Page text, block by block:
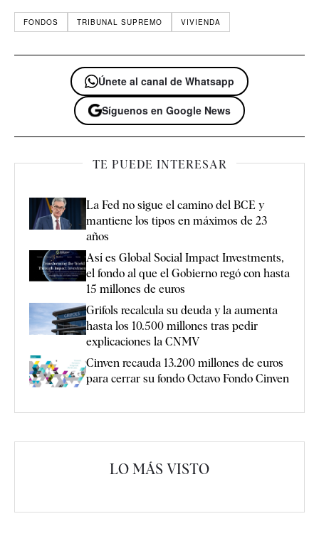
FONDOS TRIBUNAL SUPREMO VIVIENDA
Únete al canal de Whatsapp
Síguenos en Google News
TE PUEDE INTERESAR
La Fed no sigue el camino del BCE y
mantiene los tipos en máximos de 23
años
Así es Global Social Impact Investments,
el fondo al que el Gobierno regó con hasta
15 millones de euros
Grifols recalcula su deuda y la aumenta
hasta los 10.500 millones tras pedir
explicaciones la CNMV
Cinven recauda 13.200 millones de euros
para cerrar su fondo Octavo Fondo Cinven
LO MÁS VISTO